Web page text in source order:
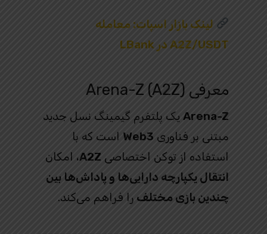
لینک بازار اسپات: معامله
A2Z/USDT در LBank
معرفی Arena-Z (A2Z)
Arena-Z یک پلتفرم گیمینگ نسل جدید
مبتنی بر فناوری Web3 است که با
استفاده از توکن اختصاصی A2Z، امکان
انتقال یکپارچه دارایی‌ها و پاداش‌ها بین
چندین بازی مختلف را فراهم می‌کند.